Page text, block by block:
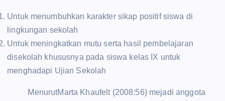
Untuk menumbuhkan karakter sikap positif siswa di
lingkungan sekolah
Untuk meningkatkan mutu serta hasil pembelajaran
disekolah khususnya pada siswa kelas IX untuk
menghadapi Ujian Sekolah
MenurutMarta Khaufelt (2008:56) mejadi anggota